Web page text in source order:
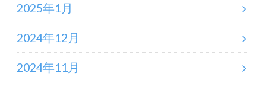
2025年1月
2024年12月
2024年11月